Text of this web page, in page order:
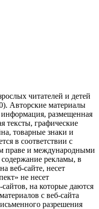
читателей и детей
Авторские материалы
размещенная
тексты, графические
товарные знаки и
в соответствии с
праве и международными
рекламы, в
веб-сайте, несет
не несет
сайтов, на которые даются
с веб-сайта
разрешения